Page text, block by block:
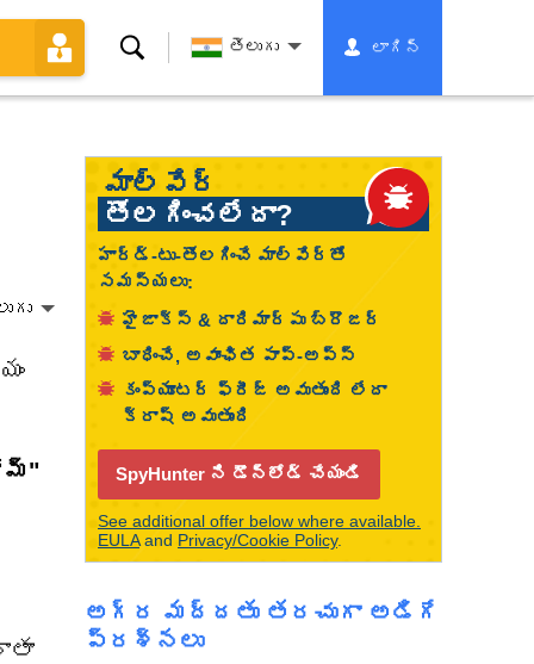
శోధన తెలుగు లాగిన్
మాల్వేర్
తొలగించలేదా?
హార్డ్-టు-తొలగించే మాల్వేర్తో
సమస్యలు:
హైజాక్స్ & దారిమార్పు బ్రౌజర్
బాధించే, అవాంఛిత పాప్-అప్స్
కంప్యూటర్ ఫ్రీజ్ అవుతుంది లేదా
క్రాష్ అవుతుంది
SpyHunter ని డౌన్‌లోడ్ చేయండి
See additional offer below where available.
EULAand Privacy/Cookie Policy.
అగ్ర మద్దతు తరచుగా అడిగే
ప్రశ్నలు